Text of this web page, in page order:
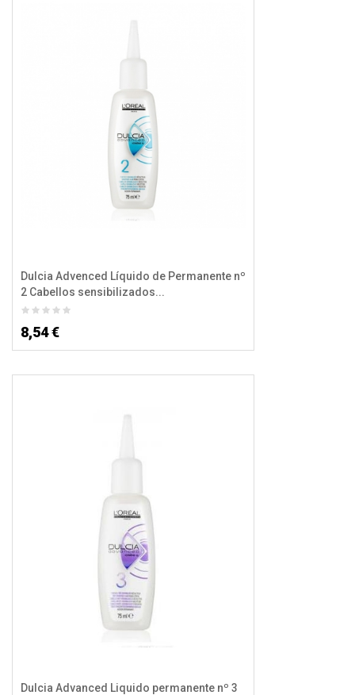
Dulcia Advenced Líquido de Permanente nº
2 Cabellos sensibilizados...
8,54 €
Dulcia Advanced Liquido permanente nº 3